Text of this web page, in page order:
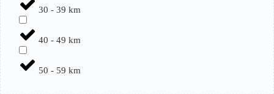
30 - 39 km
40 - 49 km
50 - 59 km